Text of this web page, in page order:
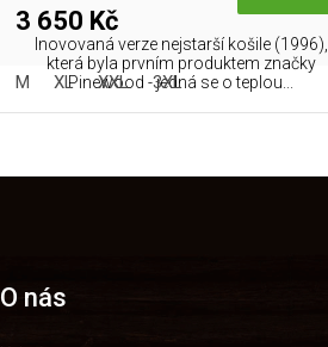
3 650 Kč
Inovovaná verze nejstarší košile (1996),
která byla prvním produktem značky
Pinewood - jedná se o teplou...
M XL XXL 3XL
O nás